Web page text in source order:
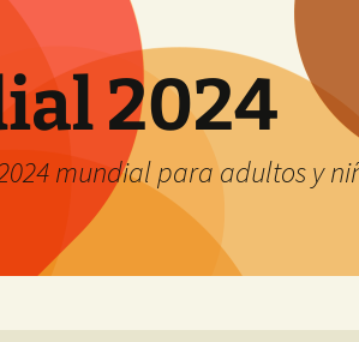
2024
mundial para adultos y